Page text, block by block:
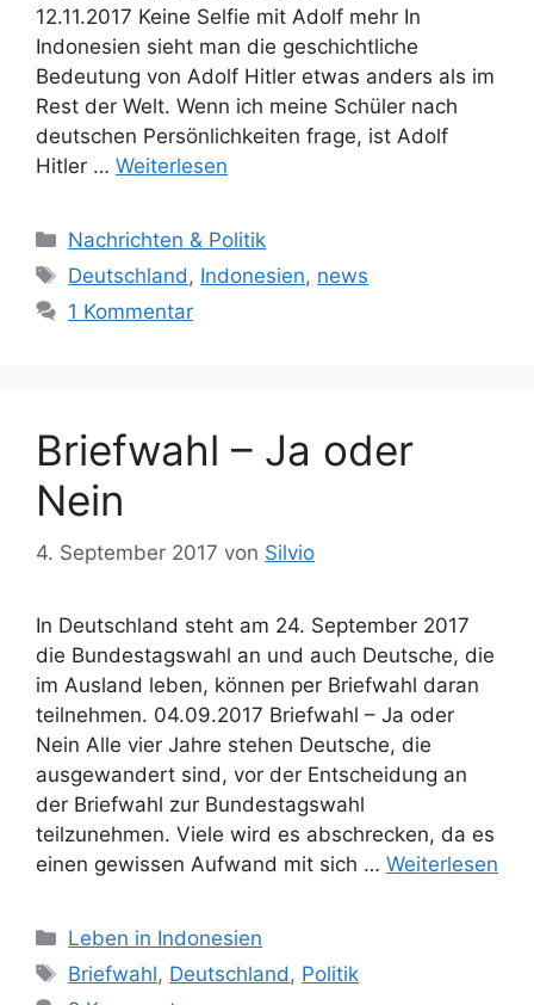
12.11.2017 Keine Selfie mit Adolf mehr In
Indonesien sieht man die geschichtliche
Bedeutung von Adolf Hitler etwas anders als im
Rest der Welt. Wenn ich meine Schüler nach
deutschen Persönlichkeiten frage, ist Adolf
Hitler … Weiterlesen
K
a
e
i
e
n
Nachrichten & Politik
S
c
w
r
t
e
Deutschland , Indonesien, news
1 Kommentar
Briefwahl – Ja oder
Nein
4. September 2017 von Silvio
In Deutschland steht am 24. September 2017
die Bundestagswahl an und auch Deutsche, die
im Ausland leben, können per Briefwahl daran
teilnehmen. 04.09.2017 Briefwahl – Ja oder
Nein Alle vier Jahre stehen Deutsche, die
ausgewandert sind, vor der Entscheidung an
der Briefwahl zur Bundestagswahl
teilzunehmen. Viele wird es abschrecken, da es
einen gewissen Aufwand mit sich … Weiterlesen
K
a
Leben in Indonesien
S
c
Briefwahl, Deutschland, Politik